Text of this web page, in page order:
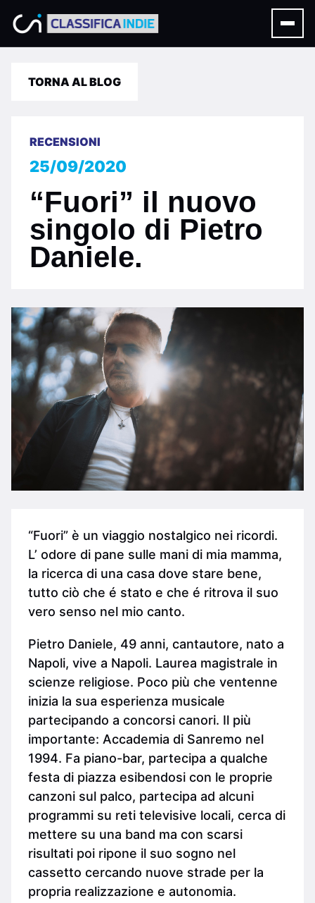
TORNA AL BLOG
RECENSIONI
25/09/2020
“Fuori” il nuovo
singolo di Pietro
Daniele.
“Fuori” è un viaggio nostalgico nei ricordi.
L’ odore di pane sulle mani di mia mamma,
la ricerca di una casa dove stare bene,
tutto ciò che é stato e che é ritrova il suo
vero senso nel mio canto.
Pietro Daniele, 49 anni, cantautore, nato a
Napoli, vive a Napoli. Laurea magistrale in
scienze religiose. Poco più che ventenne
inizia la sua esperienza musicale
partecipando a concorsi canori. Il più
importante: Accademia di Sanremo nel
1994. Fa piano-bar, partecipa a qualche
festa di piazza esibendosi con le proprie
canzoni sul palco, partecipa ad alcuni
programmi su reti televisive locali, cerca di
mettere su una band ma con scarsi
risultati poi ripone il suo sogno nel
cassetto cercando nuove strade per la
propria realizzazione e autonomia.